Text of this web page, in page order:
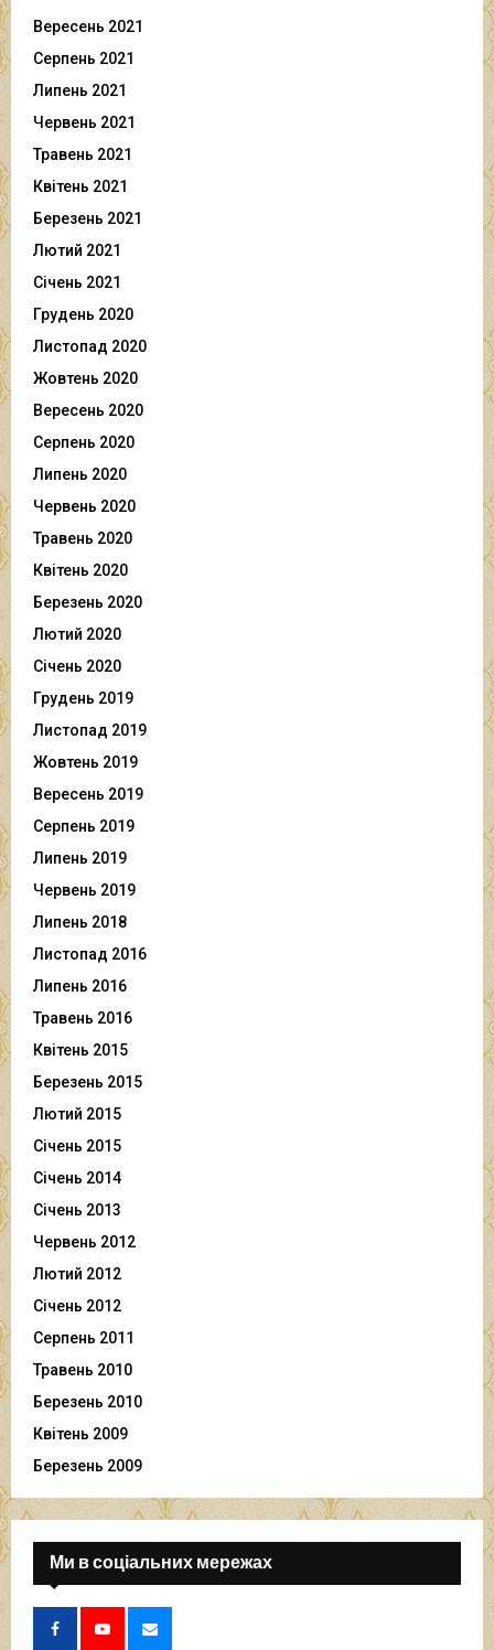
Вересень 2021
Серпень 2021
Липень 2021
Червень 2021
Травень 2021
Квітень 2021
Березень 2021
Лютий 2021
Січень 2021
Грудень 2020
Листопад 2020
Жовтень 2020
Вересень 2020
Серпень 2020
Липень 2020
Червень 2020
Травень 2020
Квітень 2020
Березень 2020
Лютий 2020
Січень 2020
Грудень 2019
Листопад 2019
Жовтень 2019
Вересень 2019
Серпень 2019
Липень 2019
Червень 2019
Липень 2018
Листопад 2016
Липень 2016
Травень 2016
Квітень 2015
Березень 2015
Лютий 2015
Січень 2015
Січень 2014
Січень 2013
Червень 2012
Лютий 2012
Січень 2012
Серпень 2011
Травень 2010
Березень 2010
Квітень 2009
Березень 2009
Ми в соціальних мережах